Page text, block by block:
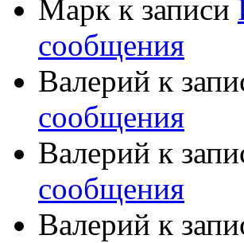
Марк к записи
сообщения
Валерий к
сообщения
Валерий к
сообщения
Валерий к